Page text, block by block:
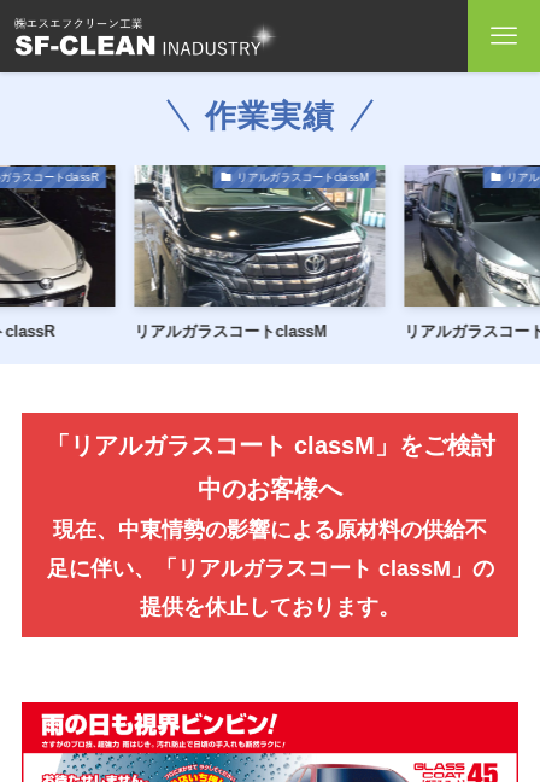
作業実績
リアルガラスコートclassM
アルガラスコートclassM
リアルガラスコートclassM
リアルガラスコートclassM
「リアルガラスコート classM」をご検討
中のお客様へ
現在、中東情勢の影響による原材料の供給不
足に伴い、「リアルガラスコート classM」の
提供を休止しております。